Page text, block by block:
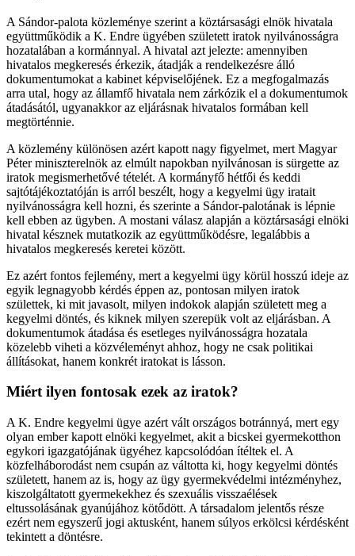
A Sándor-palota közleménye szerint a köztársasági elnök hivatala
együttműködik a K. Endre ügyében született iratok nyilvánosságra
hozatalában a kormánnyal. A hivatal azt jelezte: amennyiben
hivatalos megkeresés érkezik, átadják a rendelkezésre álló
dokumentumokat a kabinet képviselőjének. Ez a megfogalmazás
arra utal, hogy az államfő hivatala nem zárkózik el a dokumentumok
átadásától, ugyanakkor az eljárásnak hivatalos formában kell
megtörténnie.
A közlemény különösen azért kapott nagy figyelmet, mert Magyar
Péter miniszterelnök az elmúlt napokban nyilvánosan is sürgette az
iratok megismerhetővé tételét. A kormányfő hétfői és keddi
sajtótájékoztatóján is arról beszélt, hogy a kegyelmi ügy iratait
nyilvánosságra kell hozni, és szerinte a Sándor-palotának is lépnie
kell ebben az ügyben. A mostani válasz alapján a köztársasági elnöki
hivatal késznek mutatkozik az együttműködésre, legalábbis a
hivatalos megkeresés keretei között.
Ez azért fontos fejlemény, mert a kegyelmi ügy körül hosszú ideje az
egyik legnagyobb kérdés éppen az, pontosan milyen iratok
születtek, ki mit javasolt, milyen indokok alapján született meg a
kegyelmi döntés, és kiknek milyen szerepük volt az eljárásban. A
dokumentumok átadása és esetleges nyilvánosságra hozatala
közelebb viheti a közvéleményt ahhoz, hogy ne csak politikai
állításokat, hanem konkrét iratokat is lásson.
Miért ilyen fontosak ezek az iratok?
A K. Endre kegyelmi ügye azért vált országos botránnyá, mert egy
olyan ember kapott elnöki kegyelmet, akit a bicskei gyermekotthon
egykori igazgatójának ügyéhez kapcsolódóan ítéltek el. A
közfelháborodást nem csupán az váltotta ki, hogy kegyelmi döntés
született, hanem az is, hogy az ügy gyermekvédelmi intézményhez,
kiszolgáltatott gyermekekhez és szexuális visszaélések
eltussolásának gyanújához kötődött. A társadalom jelentős része
ezért nem egyszerű jogi aktusként, hanem súlyos erkölcsi kérdésként
tekintett a döntésre.